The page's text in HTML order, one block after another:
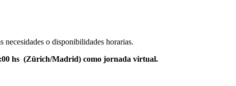
necesidades o disponibilidades horarias.
hs (Zürich/Madrid) como jornada virtual.